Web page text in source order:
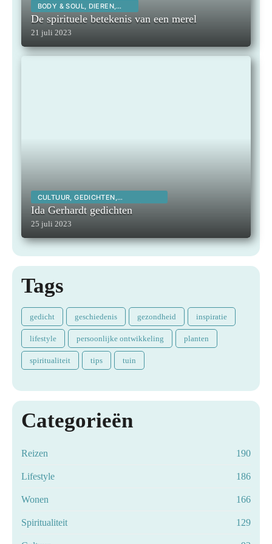
BODY & SOUL, DIEREN,
SPIRITUALITEIT,
De spirituele betekenis van een merel
21 juli 2023
CULTUUR, GEDICHTEN,
INSPIRERENDE KUNSTENAARS,
INSPIRERENDE MENSEN,
LITERATUUR, MAATSCHAPPELIJK,
Ida Gerhardt gedichten
25 juli 2023
Tags
gedicht geschiedenis gezondheid inspiratie
lifestyle persoonlijke ontwikkeling planten
spiritualiteit tips tuin
Categorieën
Reizen 190
Lifestyle 186
Wonen 166
Spiritualiteit 129